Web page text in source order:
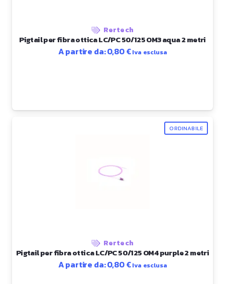
Rertech
Pigtail per fibra ottica LC/PC 50/125 OM3 aqua 2 metri
A partire da:0,80€Iva esclusa
ORDINABILE
Rertech
Pigtail per fibra ottica LC/PC 50/125 OM4 purple 2 metri
A partire da:0,80€Iva esclusa